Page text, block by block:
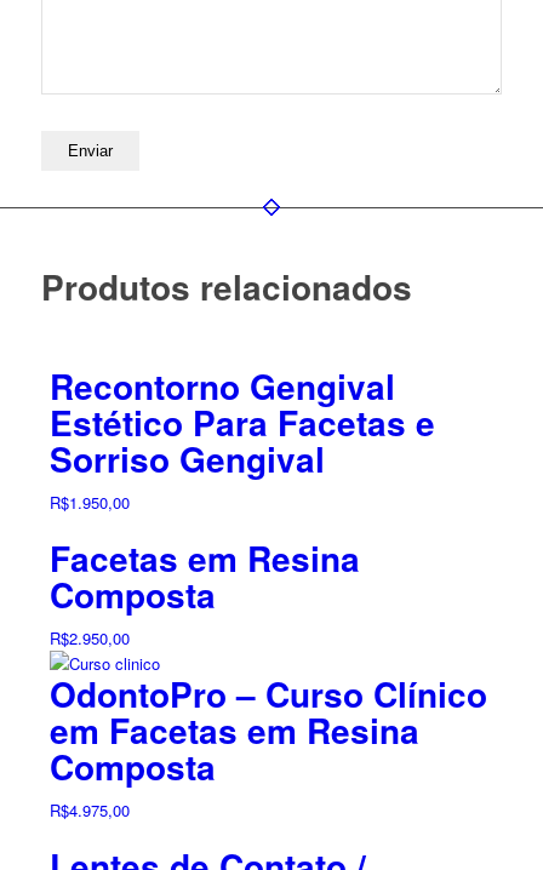
Produtos relacionados
Recontorno Gengival
Estético Para Facetas e
Sorriso Gengival
R$1.950,00
Facetas em Resina
Composta
R$2.950,00
OdontoPro – Curso Clínico
em Facetas em Resina
Composta
R$4.975,00